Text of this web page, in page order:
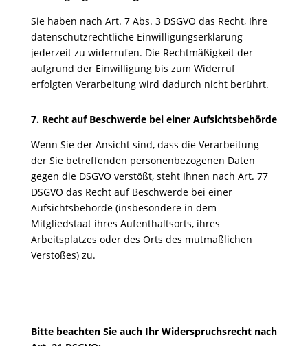
Sie haben nach Art. 7 Abs. 3 DSGVO das Recht, Ihre
datenschutzrechtliche Einwilligungserklärung
jederzeit zu widerrufen. Die Rechtmäßigkeit der
aufgrund der Einwilligung bis zum Widerruf
erfolgten Verarbeitung wird dadurch nicht berührt.
7. Recht auf Beschwerde bei einer Aufsichtsbehörde
Wenn Sie der Ansicht sind, dass die Verarbeitung
der Sie betreffenden personenbezogenen Daten
gegen die DSGVO verstößt, steht Ihnen nach Art. 77
DSGVO das Recht auf Beschwerde bei einer
Aufsichtsbehörde (insbesondere in dem
Mitgliedstaat ihres Aufenthaltsorts, ihres
Arbeitsplatzes oder des Orts des mutmaßlichen
Verstoßes) zu.
Bitte beachten Sie auch Ihr Widerspruchsrecht nach